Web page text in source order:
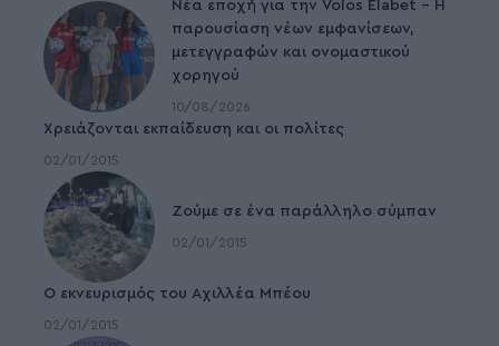
Νέα εποχή για την Volos Elabet – H
παρουσίαση νέων εμφανίσεων,
μετεγγραφών και ονομαστικού
χορηγού
10/08/2026
Χρειάζονται εκπαίδευση και οι πολίτες
02/01/2015
Ζούμε σε ένα παράλληλο σύμπαν
02/01/2015
Ο εκνευρισμός του Αχιλλέα Μπέου
02/01/2015